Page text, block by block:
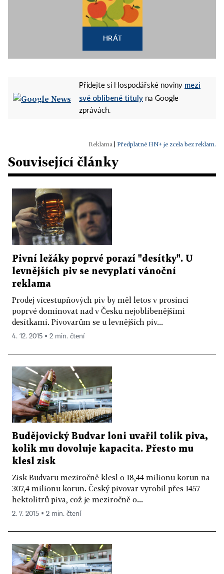
HRÁT
Přidejte si Hospodářské noviny mezi
své oblíbené tituly na Google
zprávách.
Předplatné HN+ je zcela bez reklam.
Související články
Pivní ležáky poprvé porazí "desítky". U
levnějších piv se nevyplatí vánoční
reklama
Prodej vícestupňových piv by měl letos v prosinci
poprvé dominovat nad v Česku nejoblíbenějšími
desítkami. Pivovarům se u levnějších piv...
4. 12. 2015 ▪ 2 min. čtení
Budějovický Budvar loni uvařil tolik piva,
kolik mu dovoluje kapacita. Přesto mu
klesl zisk
Zisk Budvaru meziročně klesl o 18,44 milionu korun na
307,4 milionu korun. Český pivovar vyrobil přes 1457
hektolitrů piva, což je meziročně o...
2. 7. 2015 ▪ 2 min. čtení